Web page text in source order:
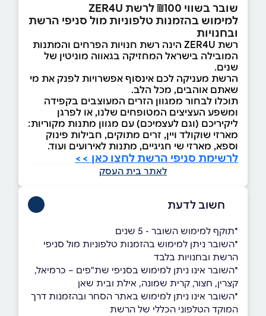
שובר בשווי ₪100 לרשת ZER4U
למימוש בהזמנות טלפוניות מול סניפי הרשת
ובחנויות
רשת ZER4U הינה רשת חנויות הפרחים והמתנות
המובילה בישראל המחזיקה בגאווה מוניטין של
שנים.
הרשת מעניקה לכם אינסוף אפשרויות לפנק את מי
שאתם אוהבים, מכל הלב.
תוכלו לבחור ממגוון הזרים המעוצבים בקפידה
ומשפע העציצים המטופחים שלנו, או לפרגן
ליקיריכם (וגם לעצמיכם) עם מגוון מתנות מקוריות:
מארזי שוקולד ויין, זרים מתוקים, חבילות פינוק
וספא, מארזי שי חגיגיים, מתנות לאירועים ועוד.
לרשימת סניפי הרשת לחצו כאן >>
לאתר בית העסק
חשוב לדעת
*תוקף למימוש השובר - 5 שנים
*השובר ניתן למימוש בהזמנות טלפוניות מול סניפי
הרשת ובחנויות בלבד
*השובר אינו ניתן למימוש בסניפי שת"פים – כרמיאל,
קצרין, חצור, קרית שמונה, אילת ובית שאן
*השובר אינו ניתן למימוש באתר הסחר ובהזמנות דרך
המוקד הטלפוני הכללי של הרשת